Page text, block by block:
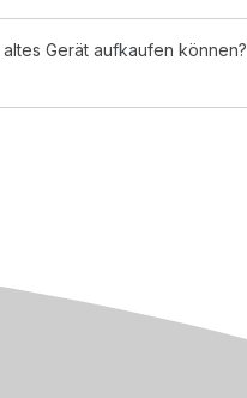
Gerät aufkaufen können?